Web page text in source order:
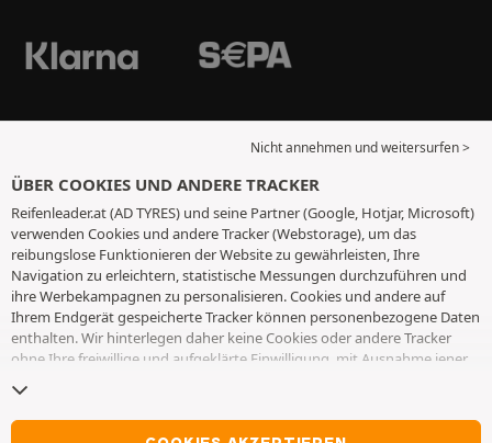
Nicht annehmen und weitersurfen >
ÜBER COOKIES UND ANDERE TRACKER
Reifenleader.at (AD TYRES) und seine Partner (Google, Hotjar, Microsoft)
verwenden Cookies und andere Tracker (Webstorage), um das
reibungslose Funktionieren der Website zu gewährleisten, Ihre
Navigation zu erleichtern, statistische Messungen durchzuführen und
ihre Werbekampagnen zu personalisieren. Cookies und andere auf
Ihrem Endgerät gespeicherte Tracker können personenbezogene Daten
enthalten. Wir hinterlegen daher keine Cookies oder andere Tracker
ohne Ihre freiwillige und aufgeklärte Einwilligung, mit Ausnahme jener,
Auswahl für einen Zeitraum von 6 Monaten. Sie können Ihre
Einwilligung jederzeit widerrufen, indem Sie die WebseiteCookies und